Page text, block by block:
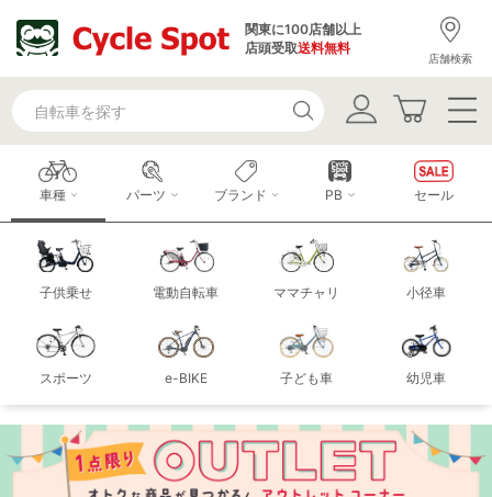
関東に100店舗以上
店頭受取送料無料
店舗検索
車種
子供乗せ 電動自転車 ママチャリ 小径車
スポーツ e-BIKE 子ども車 幼児車
パーツ ブランド PB セール